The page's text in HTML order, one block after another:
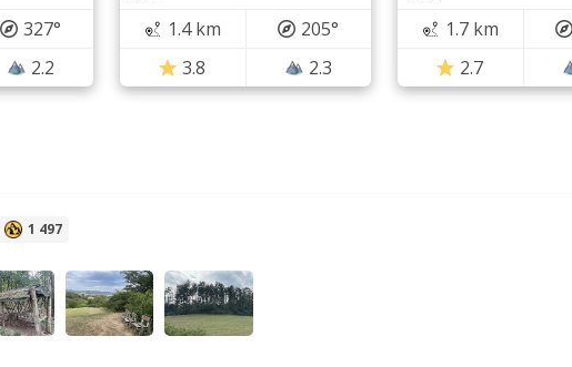
327°
2.2
1.4 km
205°
3.8
2.3
1.7 km
2.7
1 497